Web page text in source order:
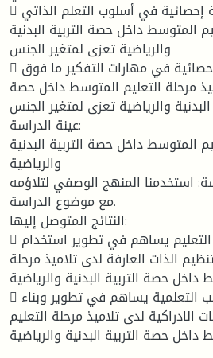
 توجد فروق ذات دلالة إحصائية في أسلوب التعلم الذاتي
المتوسط داخل حصة التربية البدنية
والرياضية تعزى لمتغير الجنس
 توجد فروق ذات دلالة إحصائية في مهارات التفكير ما فوق
مرحلة التعليم المتوسط داخل حصة
البدنية والرياضية تعزى لمتغير الجنس.
عينة الدراسة:
المتوسط داخل حصة التربية البدنية
والرياضية
استخدمنا المنهج الوصفي لتلاؤمه
مع موضوع الدراسة.
النتائج المتوصل إليها:
 التعلم بأسلوب موديلات التعليم يساهم في تطوير استخدام
الذات العارفة لدى تلاميذ مرحلة
داخل حصة التربية البدنية والرياضية.
 التعلم بأسلوب الحقائب التعلمية يساهم في تطوير وبناء
الادراكية لدى تلاميذ مرحلة التعليم
داخل حصة التربية البدنية والرياضية